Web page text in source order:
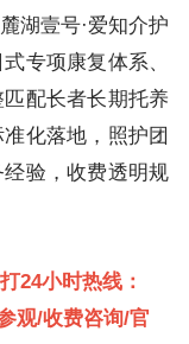
湖壹号·爱知介护
专项康复体系、
配长者长期托养
化落地，照护团
验，收费透明规
24小时热线：
观/收费咨询/官